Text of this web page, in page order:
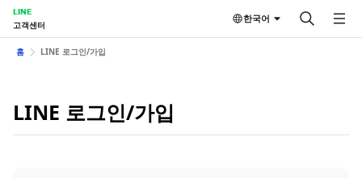
LINE
고객센터
한국어
홈 LINE 로그인/가입
LINE 로그인/가입